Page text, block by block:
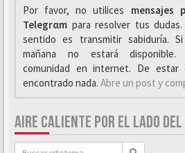
Por favor, no utilices mensajes
Telegrαm para resolver tus dudas.
sentido es transmitir sabiduría.
mañana no estará disponible.
comunidad en internet. De estar
encontrado nada. Abre un post y
AIRE CALIENTE POR EL LADO